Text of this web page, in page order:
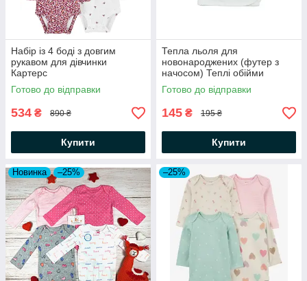
Набір із 4 боді з довгим
рукавом для дівчинки
Картерс
Готово до відправки
534 ₴ 890 ₴
Купити
Тепла льоля для
новонароджених (футер з
начосом) Теплі обійми
Молочний Minikin
Готово до відправки
145 ₴ 195 ₴
Купити
Новинка –25% –25%